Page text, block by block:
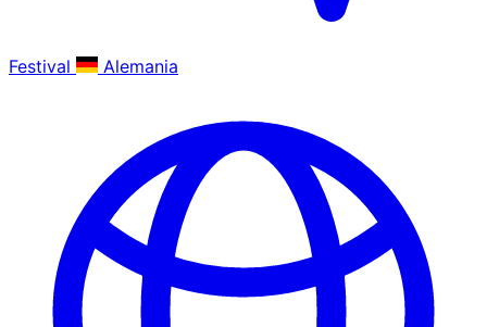
Festival Alemania